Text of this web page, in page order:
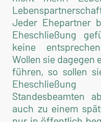
Jeder Ehepartner
Eheschließung
keine
Wollen sie dagegen
führen, so sollen
Standesbeamten
auch zu einem